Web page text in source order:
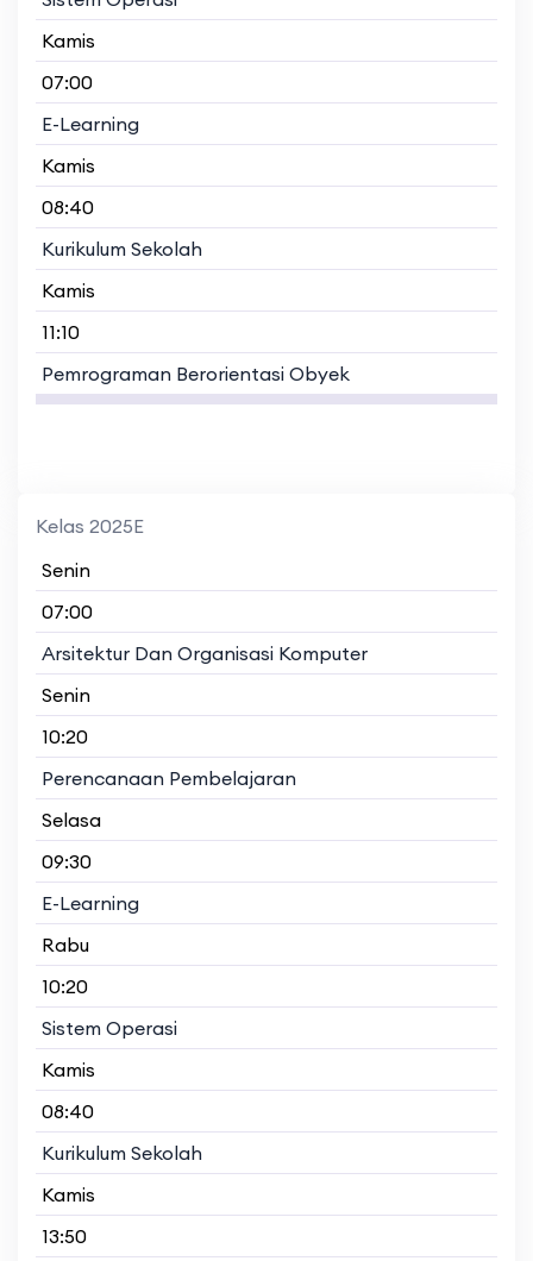
Kamis
07:00
E-Learning
Kamis
08:40
Kurikulum Sekolah
Kamis
11:10
Pemrograman Berorientasi Obyek
Kelas 2025E
Senin
07:00
Arsitektur Dan Organisasi Komputer
Senin
10:20
Perencanaan Pembelajaran
Selasa
09:30
E-Learning
Rabu
10:20
Sistem Operasi
Kamis
08:40
Kurikulum Sekolah
Kamis
13:50